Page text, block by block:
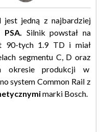
jest jedną z najbardziej
PSA. Silnik powstał na
90-tych 1.9 TD i miał
segmentu C, D oraz
okresie produkcji w
system Common Rail z
marki Bosch.